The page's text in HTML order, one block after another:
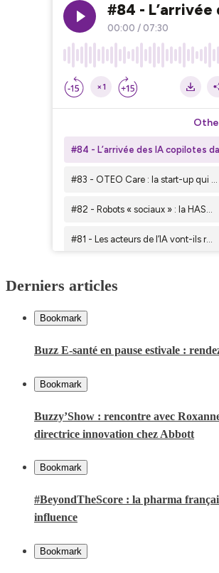
Derniers articles
Bookmark
Buzz E-santé en pause estivale :
Bookmark
Buzzy’Show : rencontre avec
directrice innovation chez Abbott
Bookmark
#BeyondTheScore : la pharma
influence
Bookmark